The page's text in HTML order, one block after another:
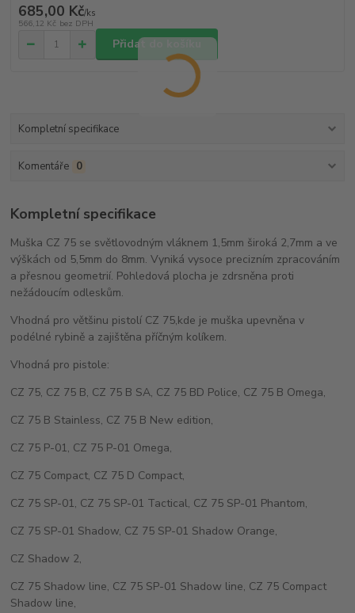
685,00 Kč/ks
566,12 Kč bez DPH
Přidat do košíku
Kompletní specifikace
Komentáře 0
Kompletní specifikace
Muška CZ 75 se světlovodným vláknem 1,5mm široká 2,7mm a ve
výškách od 5,5mm do 8mm. Vyniká vysoce precizním zpracováním
a přesnou geometrií. Pohledová plocha je zdrsněna proti
nežádoucím odleskům.
Vhodná pro většinu pistolí CZ 75,kde je muška upevněna v
podélné rybině a zajištěna příčným kolíkem.
Vhodná pro pistole:
CZ 75, CZ 75 B, CZ 75 B SA, CZ 75 BD Police, CZ 75 B Omega,
CZ 75 B Stainless, CZ 75 B New edition,
CZ 75 P-01, CZ 75 P-01 Omega,
CZ 75 Compact, CZ 75 D Compact,
CZ 75 SP-01, CZ 75 SP-01 Tactical, CZ 75 SP-01 Phantom,
CZ 75 SP-01 Shadow, CZ 75 SP-01 Shadow Orange,
CZ Shadow 2,
CZ 75 Shadow line, CZ 75 SP-01 Shadow line, CZ 75 Compact
Shadow line,